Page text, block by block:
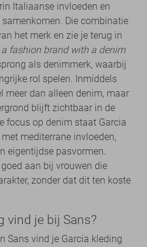
Italiaanse invloeden en
Die combinatie
het merk en zie je terug in
a fashion brand with a denim
als denimmerk, waarbij
rol spelen. Inmiddels
meer dan alleen denim, maar
blijft zichtbaar in de
focus op denim staat Garcia
mediterrane invloeden,
eigentijdse pasvormen.
aan bij vrouwen die
zonder dat dit ten koste
vind je bij Sans?
Sans vind je Garcia kleding